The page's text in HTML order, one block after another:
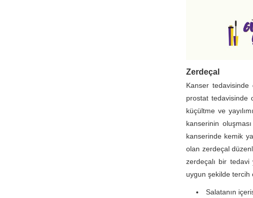
Zerdeçal
Kanser tedavisinde
prostat tedavisinde
küçültme ve
kanserinin
kanserinde kemik
olan zerdeçal
zerdeçalı bir tedavi
uygun şekilde tercih
Salatanın